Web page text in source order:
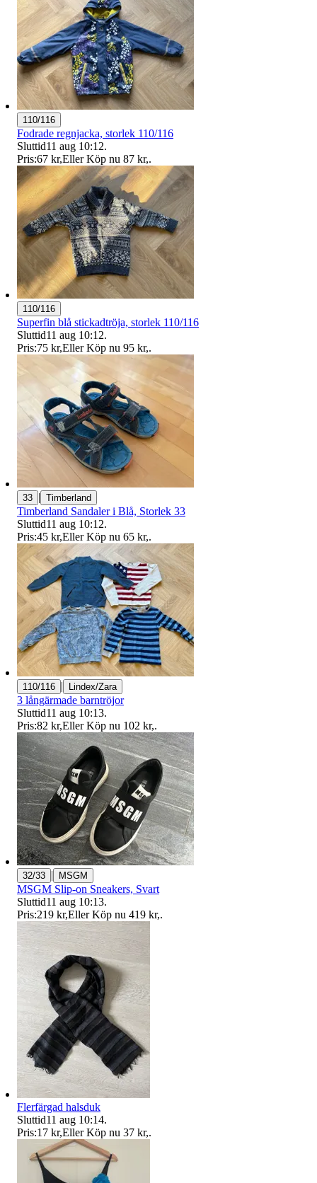
110/116
Fodrade regnjacka, storlek 110/116
Sluttid11 aug 10:12.
Pris:67 kr,Eller Köp nu 87 kr,.
110/116
Superfin blå stickadtröja, storlek 110/116
Sluttid11 aug 10:12.
Pris:75 kr,Eller Köp nu 95 kr,.
33 | Timberland
Timberland Sandaler i Blå, Storlek 33
Sluttid11 aug 10:12.
Pris:45 kr,Eller Köp nu 65 kr,.
110/116 | Lindex/Zara
3 långärmade barntröjor
Sluttid11 aug 10:13.
Pris:82 kr,Eller Köp nu 102 kr,.
32/33 | MSGM
MSGM Slip-on Sneakers, Svart
Sluttid11 aug 10:13.
Pris:219 kr,Eller Köp nu 419 kr,.
Flerfärgad halsduk
Sluttid11 aug 10:14.
Pris:17 kr,Eller Köp nu 37 kr,.